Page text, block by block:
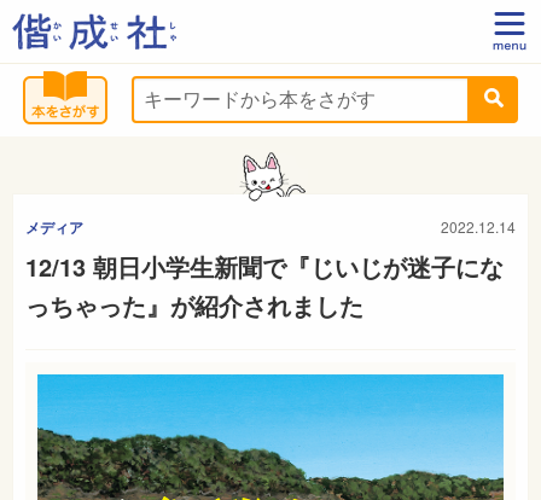
メディア 2022.12.14
12/13 朝日小学生新聞で『じいじが迷子にな
っちゃった』が紹介されました